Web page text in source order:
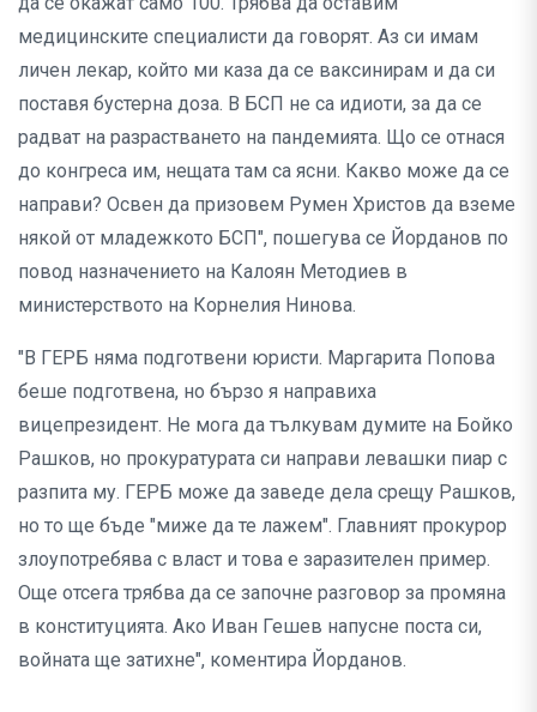
медицинските специалисти да говорят. Аз си имам
личен лекар, който ми каза да се ваксинирам и да си
поставя бустерна доза. В БСП не са идиоти, за да се
радват на разрастването на пандемията. Що се отнася
до конгреса им, нещата там са ясни. Какво може да се
направи? Освен да призовем Румен Христов да вземе
някой от младежкото БСП", пошегува се Йорданов по
повод назначението на Калоян Методиев в
министерството на Корнелия Нинова.
"В ГЕРБ няма подготвени юристи. Маргарита Попова
беше подготвена, но бързо я направиха
вицепрезидент. Не мога да тълкувам думите на Бойко
Рашков, но прокуратурата си направи левашки пиар с
разпита му. ГЕРБ може да заведе дела срещу Рашков,
но то ще бъде "миже да те лажем". Главният прокурор
злоупотребява с власт и това е заразителен пример.
Още отсега трябва да се започне разговор за промяна
в конституцията. Ако Иван Гешев напусне поста си,
войната ще затихне", коментира Йорданов.